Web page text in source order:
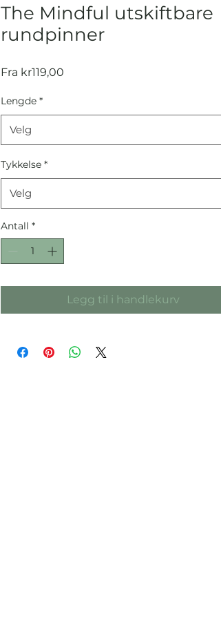
The Mindful utskiftbare
rundpinner
Fra kr119,00
Lengde *
Velg
Tykkelse *
Velg
Antall *
Legg til i handlekurv